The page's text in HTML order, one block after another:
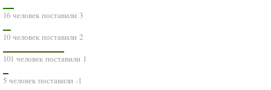
16 человек поставили 3
10 человек поставили 2
101 человек поставили 1
5 человек поставили -1